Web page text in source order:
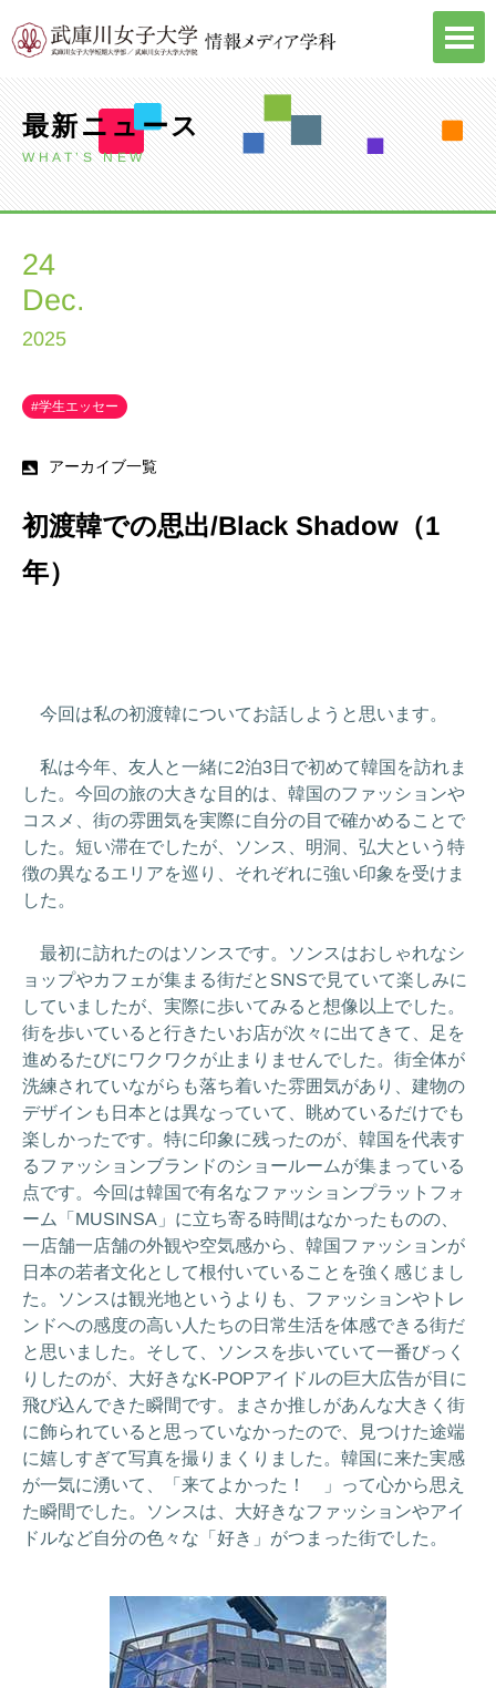
最新ニュース
WHAT’S NEW
24
Dec.
2025
#学生エッセー
アーカイブ一覧
初渡韓での思出/Black Shadow（1
年）
今回は私の初渡韓についてお話しようと思います。
私は今年、友人と一緒に2泊3日で初めて韓国を訪れま
した。今回の旅の大きな目的は、韓国のファッションや
コスメ、街の雰囲気を実際に自分の目で確かめることで
した。短い滞在でしたが、ソンス、明洞、弘大という特
徴の異なるエリアを巡り、それぞれに強い印象を受けま
した。
最初に訪れたのはソンスです。ソンスはおしゃれなシ
ョップやカフェが集まる街だとSNSで見ていて楽しみに
していましたが、実際に歩いてみると想像以上でした。
街を歩いていると行きたいお店が次々に出てきて、足を
進めるたびにワクワクが止まりませんでした。街全体が
洗練されていながらも落ち着いた雰囲気があり、建物の
デザインも日本とは異なっていて、眺めているだけでも
楽しかったです。特に印象に残ったのが、韓国を代表す
るファッションブランドのショールームが集まっている
点です。今回は韓国で有名なファッションプラットフォ
ーム「MUSINSA」に立ち寄る時間はなかったものの、
一店舗一店舗の外観や空気感から、韓国ファッションが
日本の若者文化として根付いていることを強く感じまし
た。ソンスは観光地というよりも、ファッションやトレ
ンドへの感度の高い人たちの日常生活を体感できる街だ
と思いました。そして、ソンスを歩いていて一番びっく
りしたのが、大好きなK-POPアイドルの巨大広告が目に
飛び込んできた瞬間です。まさか推しがあんな大きく街
に飾られていると思っていなかったので、見つけた途端
に嬉しすぎて写真を撮りまくりました。韓国に来た実感
が一気に湧いて、「来てよかった！ 」って心から思え
た瞬間でした。ソンスは、大好きなファッションやアイ
ドルなど自分の色々な「好き」がつまった街でした。